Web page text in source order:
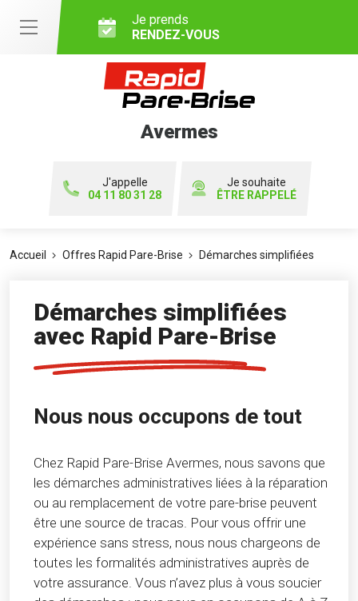
Je prends
RENDEZ-VOUS
Avermes
J'appelle
04 11 80 31 28
Je souhaite
ÊTRE RAPPELÉ
Accueil Offres Rapid Pare-Brise Démarches simplifiées
Démarches simplifiées
avec Rapid Pare-Brise
Nous nous occupons de tout
Chez Rapid Pare-Brise Avermes, nous savons que
les démarches administratives liées à la réparation
ou au remplacement de votre pare-brise peuvent
être une source de tracas. Pour vous offrir une
expérience sans stress, nous nous chargeons de
toutes les formalités administratives auprès de
votre assurance. Vous n’avez plus à vous soucier